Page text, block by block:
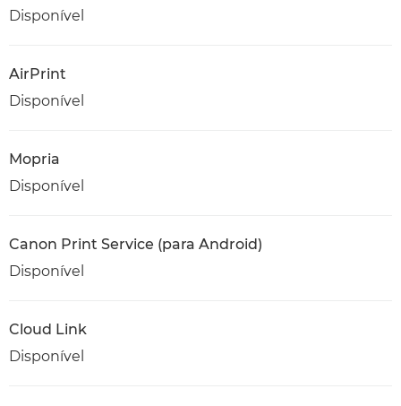
Disponível
AirPrint
Disponível
Mopria
Disponível
Canon Print Service (para Android)
Disponível
Cloud Link
Disponível